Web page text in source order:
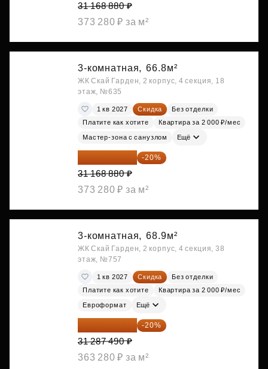
31 168 880 ₽
373 280 ₽ за м²
3-комнатная, 66.8м²
ЖК Скай Гарден, 2 корпус, 4 секция, 18
этаж, №635
1 кв 2027 Скидка
Без отделки
Платите как хотите
Квартира за 2 000 ₽/мес
Мастер-зона с санузлом Ещё
24 935 104 ₽ -20%
31 168 880 ₽
373 280 ₽ за м²
3-комнатная, 68.9м²
ЖК Скай Гарден, 2 корпус, 4 секция, 38
этаж, №757
1 кв 2027 Скидка
Без отделки
Платите как хотите
Квартира за 2 000 ₽/мес
Евроформат Ещё
25 029 992 ₽ -20%
31 287 490 ₽
363 280 ₽ за м²